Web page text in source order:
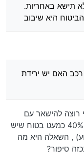
תישא באחריות.
היא שיבוב
האם יש ירידת
רוצה להישאר עם
הרכב או להתפטר ממנו, כי נזק של מעל 40% כמעט בטוח שיש
, השאלה היא מה
סיפור?